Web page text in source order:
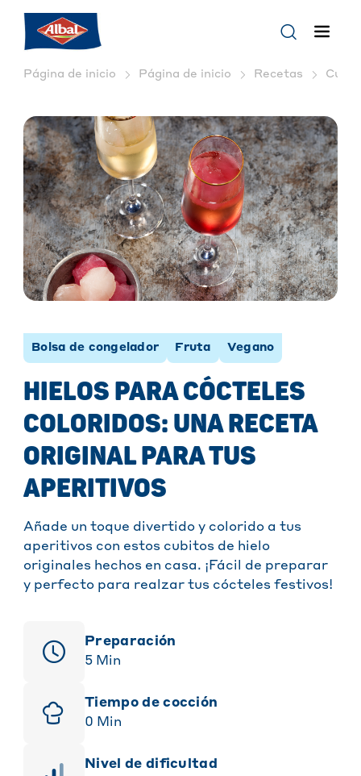
Página de inicio Página de inicio Recetas
Bolsa de congelador Fruta Vegano
HIELOS PARA CÓCTELES
COLORIDOS: UNA RECETA
ORIGINAL PARA TUS
APERITIVOS
Añade un toque divertido y colorido a tus
aperitivos con estos cubitos de hielo
originales hechos en casa. ¡Fácil de preparar
y perfecto para realzar tus cócteles festivos!
Preparación
5 Min
Tiempo de cocción
0 Min
Nivel de dificultad